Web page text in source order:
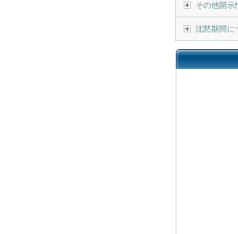
その他開示
沈黙期間に